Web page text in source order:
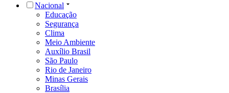
Nacional
Educação
Segurança
Clima
Meio Ambiente
Auxílio Brasil
São Paulo
Rio de Janeiro
Minas Gerais
Brasília